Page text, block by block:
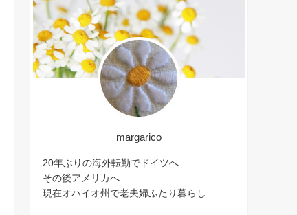
margarico
20年ぶりの海外転勤でドイツへ
その後アメリカへ
現在オハイオ州で老夫婦ふたり暮らし